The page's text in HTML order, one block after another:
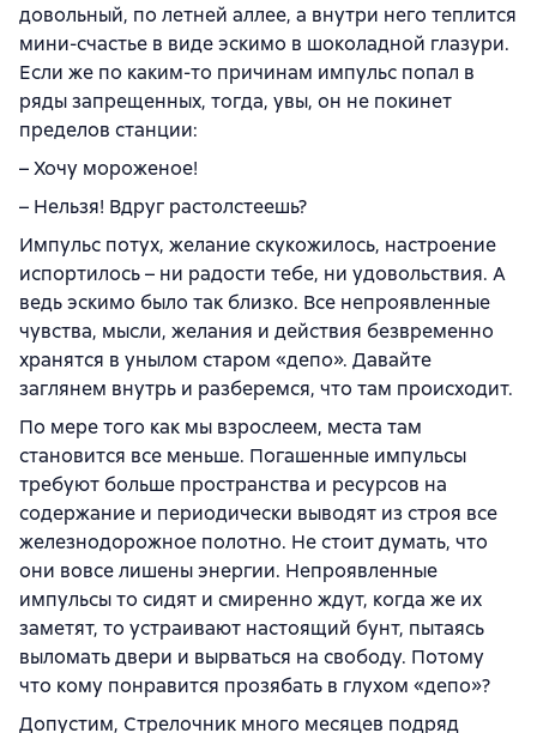
довольный, по летней аллее, а внутри него теплится
мини-счастье в виде эскимо в шоколадной глазури.
Если же по каким-то причинам импульс попал в
ряды запрещенных, тогда, увы, он не покинет
пределов станции:
– Хочу мороженое!
– Нельзя! Вдруг растолстеешь?
Импульс потух, желание скукожилось, настроение
испортилось – ни радости тебе, ни удовольствия. А
ведь эскимо было так близко. Все непроявленные
чувства, мысли, желания и действия безвременно
хранятся в унылом старом «депо». Давайте
заглянем внутрь и разберемся, что там происходит.
По мере того как мы взрослеем, места там
становится все меньше. Погашенные импульсы
требуют больше пространства и ресурсов на
содержание и периодически выводят из строя все
железнодорожное полотно. Не стоит думать, что
они вовсе лишены энергии. Непроявленные
импульсы то сидят и смиренно ждут, когда же их
заметят, то устраивают настоящий бунт, пытаясь
выломать двери и вырваться на свободу. Потому
что кому понравится прозябать в глухом «депо»?
Допустим, Стрелочник много месяцев подряд